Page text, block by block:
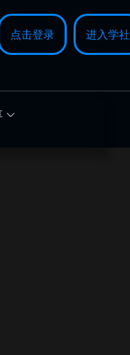
点击登录 进入学社